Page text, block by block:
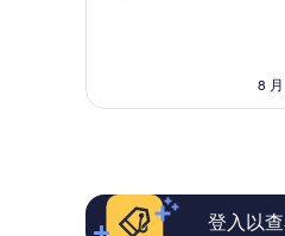
常
評
8
登入以